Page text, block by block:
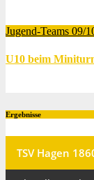
Jugend-Teams 09/
U10 beim
Ergebnisse